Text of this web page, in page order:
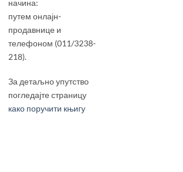
начина:
путем онлајн-
продавнице и
телефоном (011/3238-
218).
За детаљно упутство
погледајте страницу
како поручити књигу